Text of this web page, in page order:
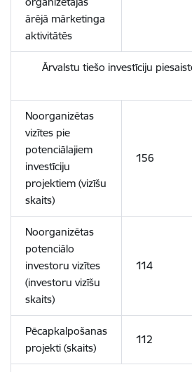
ārējā mārketinga
aktivitātēs
Ārvalstu tiešo investīciju
Noorganizētas
vizītes pie
potenciālajiem
investīciju
projektiem (vizīšu
skaits)
156
Noorganizētas
potenciālo
investoru vizītes
(investoru vizīšu
skaits)
114
Pēcapkalpošanas
projekti (skaits)
112